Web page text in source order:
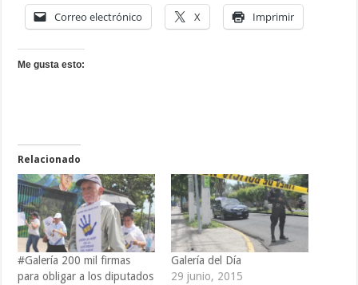
Correo electrónico X Imprimir
Me gusta esto:
Relacionado
#Galería 200 mil firmas
para obligar a los diputados
Galería del Día
29 junio, 2015